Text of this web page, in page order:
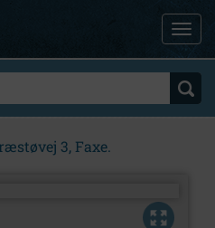
3, Faxe.